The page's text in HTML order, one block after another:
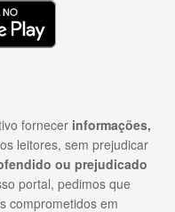
fornecer informações,
leitores, sem prejudicar
ou prejudicado
portal, pedimos que
comprometidos em